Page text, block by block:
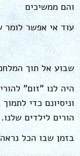
והם ממשיכים
עוד אי אפשר לומר
שבוע אל תוך
היה לנו "זום"
וניסיונם כדי
הורים לילדים שלנו.
בזמן שבו הכל